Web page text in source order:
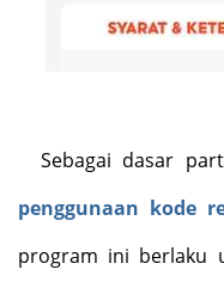
Sebagai dasar
penggunaan kode
program ini berlaku